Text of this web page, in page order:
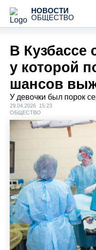
НОВОСТИ
ОБЩЕСТВО
В Кузбассе
у которой
шансов
У девочки был порок
29.04.2026 15:23
ОБЩЕСТВО